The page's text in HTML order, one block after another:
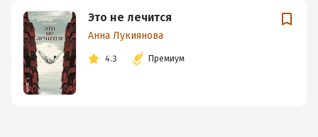
Это не лечится
Анна Лукиянова
4.3 Премиум